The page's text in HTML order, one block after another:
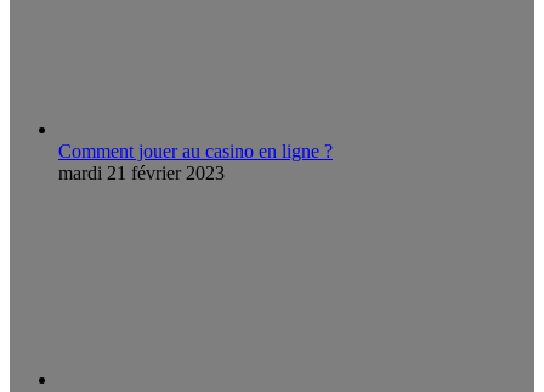
Comment jouer au casino en ligne ?
mardi 21 février 2023